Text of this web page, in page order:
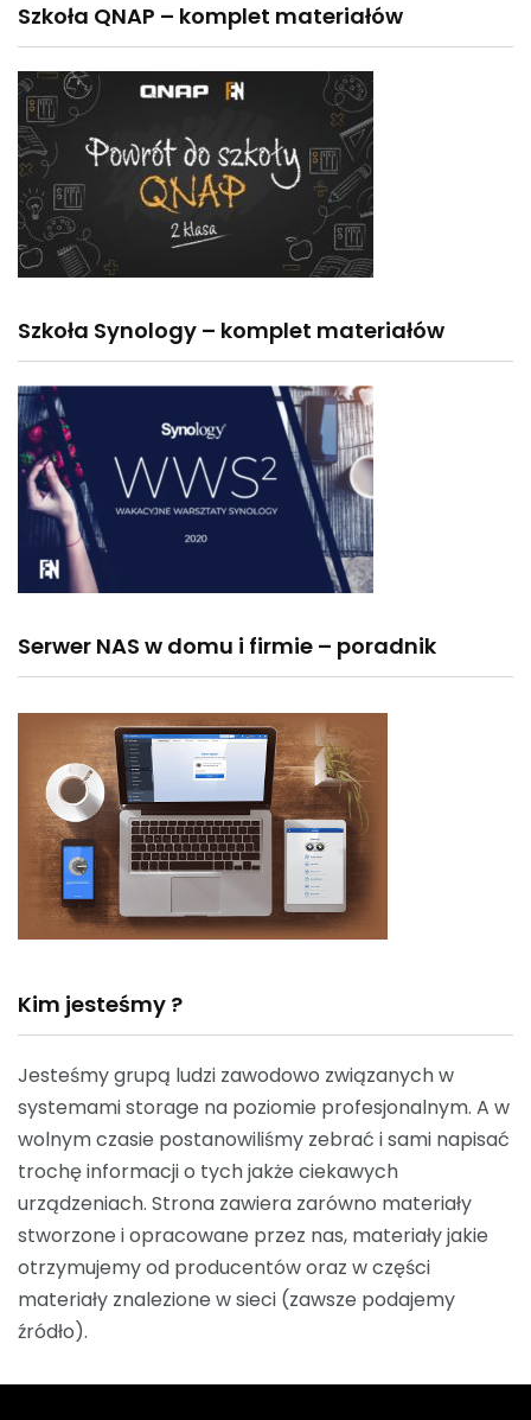
Szkoła QNAP – komplet materiałów
Szkoła Synology – komplet materiałów
Serwer NAS w domu i firmie – poradnik
Kim jesteśmy ?
Jesteśmy grupą ludzi zawodowo związanych w
systemami storage na poziomie profesjonalnym. A w
wolnym czasie postanowiliśmy zebrać i sami napisać
trochę informacji o tych jakże ciekawych
urządzeniach. Strona zawiera zarówno materiały
stworzone i opracowane przez nas, materiały jakie
otrzymujemy od producentów oraz w części
materiały znalezione w sieci (zawsze podajemy
źródło).